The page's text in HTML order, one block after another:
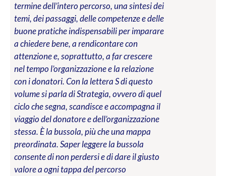
termine dell’intero percorso, una sintesi dei
temi, dei passaggi, delle competenze e delle
buone pratiche indispensabili per imparare
a chiedere bene, a rendicontare con
attenzione e, soprattutto, a far crescere
nel tempo l’organizzazione e la relazione
con i donatori. Con la lettera S di questo
volume si parla di Strategia, ovvero di quel
ciclo che segna, scandisce e accompagna il
viaggio del donatore e dell’organizzazione
stessa. È la bussola, più che una mappa
preordinata. Saper leggere la bussola
consente di non perdersi e di dare il giusto
valore a ogni tappa del percorso